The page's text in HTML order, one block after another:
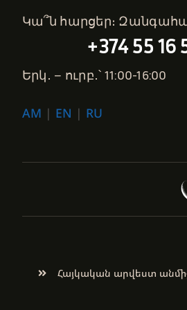
Կա՞ն հարցեր։
+374 55 16
Երկ․ – ուրբ․՝ 11:00-16:00
AM | EN | RU
Հայկական արվեստ